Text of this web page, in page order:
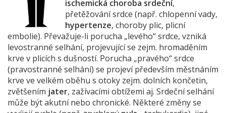
ischemická choroba srdeční,
přetěžování srdce (např. chlopenní vady,
hypertenze, choroby plic, plicní
embolie). Převažuje-li porucha „levého“ srdce, vzniká
levostranné selhání, projevující se zejm. hromaděním
krve v plicích s dušností. Porucha „pravého“ srdce
(pravostranné selhání) se projeví především městnáním
krve ve velkém oběhu s otoky zejm. dolních končetin,
zvětšením jater, zažívacími obtížemi aj. Srdeční selhání
může být akutní nebo chronické. Některé změny se